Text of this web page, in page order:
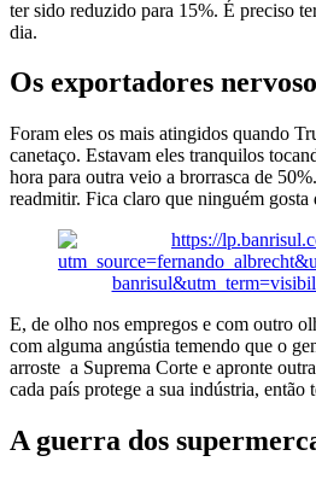
ter sido reduzido para 15%. É preciso
dia.
Os exportadores
Foram eles os mais atingidos quando
canetaço. Estavam eles tranquilos
hora para outra veio a brorrasca de
readmitir. Fica claro que ninguém
E, de olho nos empregos e com outro
com alguma angústia temendo que o
arroste a Suprema Corte e apronte
cada país protege a sua indústria, então
A guerra dos